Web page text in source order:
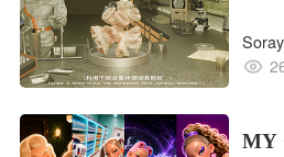
的工
MY